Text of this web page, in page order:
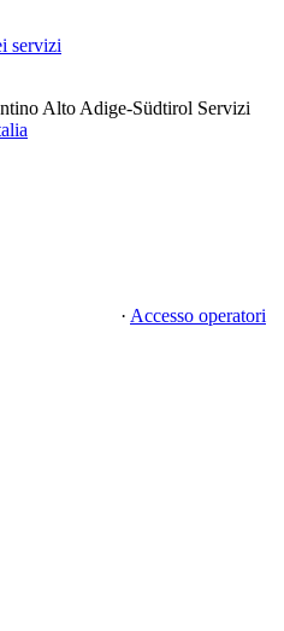
servizi
Alto Adige-Südtirol Servizi
· Accesso operatori